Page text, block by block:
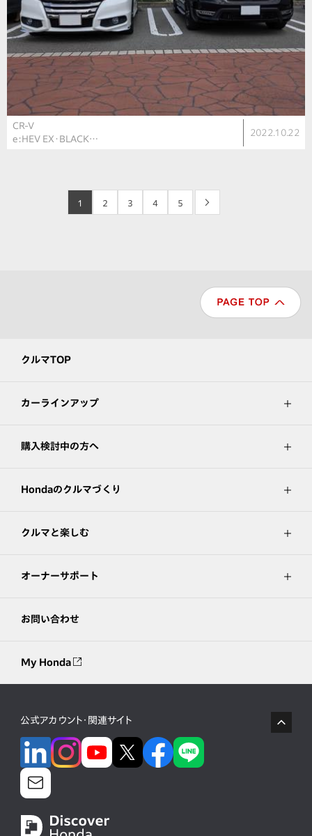
CR-V
e:HEV EX・BLACK…
2022.10.22
1 2 3 4 5 >
クルマTOP
カーラインアップ
購入検討中の方へ
Hondaのクルマづくり
クルマと楽しむ
オーナーサポート
お問い合わせ
My Honda
公式アカウント・関連サイト